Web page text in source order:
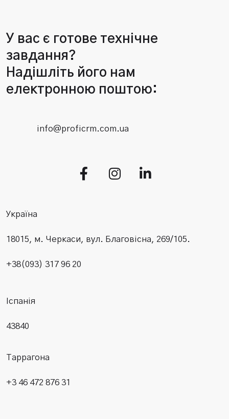
У вас є готове технічне
завдання?
Надішліть його нам
електронною поштою:
info@proficrm.com.ua
Україна
18015, м. Черкаси, вул. Благовісна, 269/105.
+38(093) 317 96 20
Іспанія
43840
Таррагона
+3 46 472 876 31